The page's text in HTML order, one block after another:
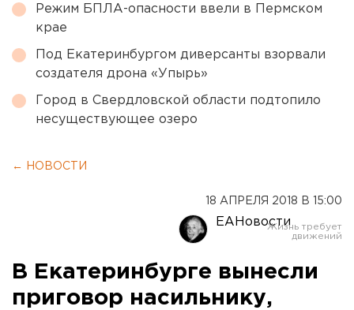
Режим БПЛА-опасности ввели в Пермском
крае
Под Екатеринбургом диверсанты взорвали
создателя дрона «Упырь»
Город в Свердловской области подтопило
несуществующее озеро
← НОВОСТИ
18 АПРЕЛЯ 2018 В 15:00
ЕАНовости
В Екатеринбурге вынесли
приговор насильнику,